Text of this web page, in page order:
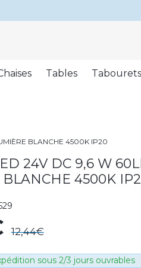
Tables Tabourets
BLANCHE 4500K IP20
24V DC 9,6 W
BLANCHE 4500K
12,44€
sous 2/3 jours ouvrables